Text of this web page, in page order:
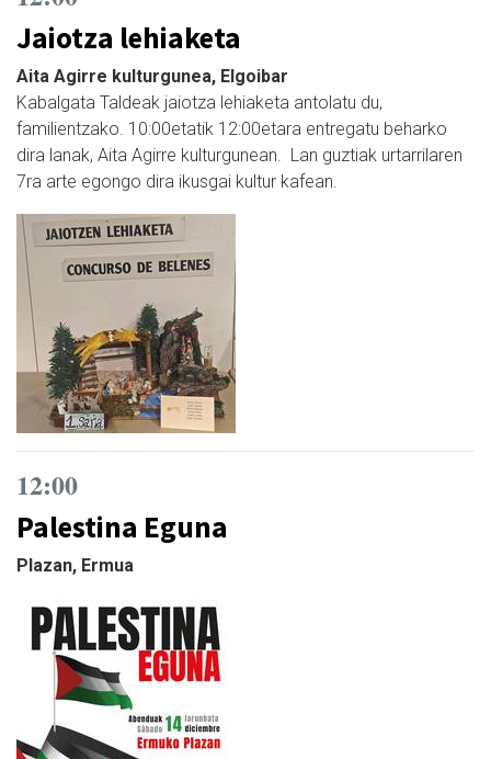
Jaiotza lehiaketa
Aita Agirre kulturgunea, Elgoibar
Kabalgata Taldeak jaiotza lehiaketa antolatu du,
familientzako. 10:00etatik 12:00etara entregatu beharko
dira lanak, Aita Agirre kulturgunean. Lan guztiak urtarrilaren
7ra arte egongo dira ikusgai kultur kafean.
12:00
Palestina Eguna
Plazan, Ermua